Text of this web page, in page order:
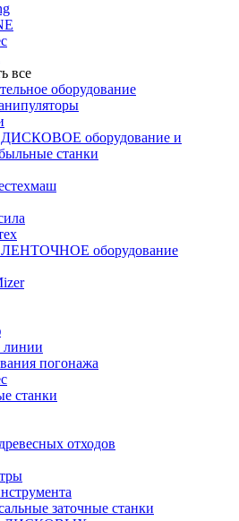
все
оборудование
ДИСКОВОЕ оборудование и
станки
ЛЕНТОЧНОЕ оборудование
линии
погонажа
станки
отходов
заточные станки